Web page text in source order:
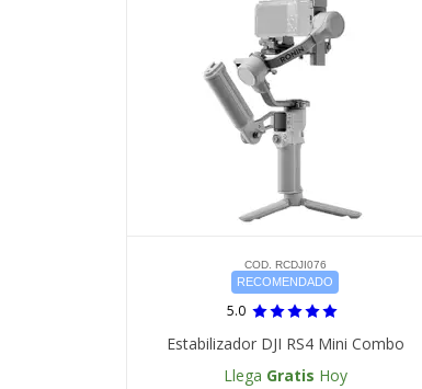
COD. RCDJI076
RECOMENDADO
5.0
Estabilizador DJI RS4 Mini Combo
Llega Gratis Hoy